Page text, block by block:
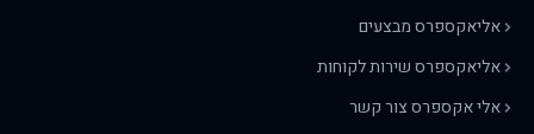
אליאקספרס מבצעים
אליאקספרס שירות לקוחות
אלי אקספרס צור קשר